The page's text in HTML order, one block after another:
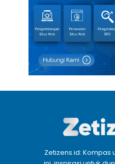
Zetizens.id: Kompas